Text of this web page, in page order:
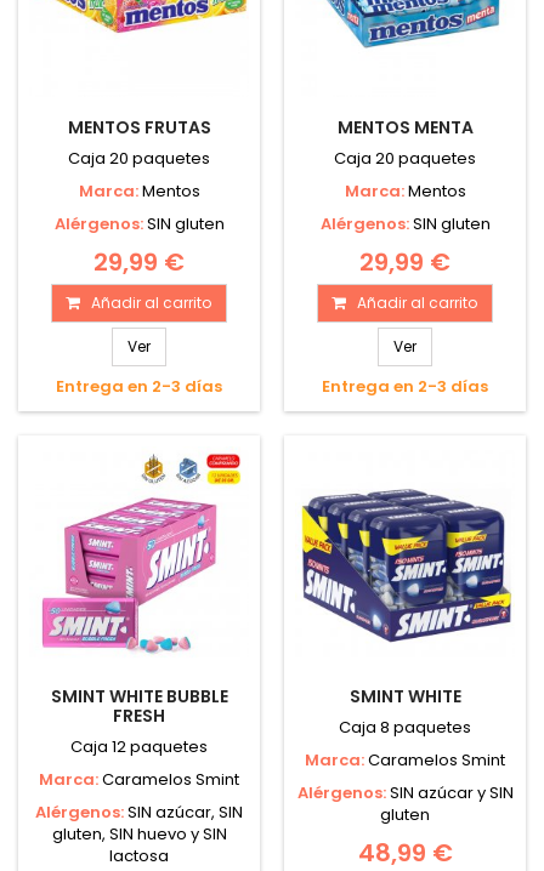
MENTOS FRUTAS
Caja 20 paquetes
Marca:Mentos
Alérgenos:SIN gluten
29,99 €
Añadir al carrito
Ver
Entrega en 2-3 días
MENTOS MENTA
Caja 20 paquetes
Marca:Mentos
Alérgenos:SIN gluten
29,99 €
Añadir al carrito
Ver
Entrega en 2-3 días
SMINT WHITE BUBBLE
FRESH
Caja 12 paquetes
Marca:Caramelos Smint
Alérgenos:SIN azúcar, SIN
gluten, SIN huevo y SIN
lactosa
SMINT WHITE
Caja 8 paquetes
Marca:Caramelos Smint
Alérgenos:SIN azúcar y SIN
gluten
48,99 €